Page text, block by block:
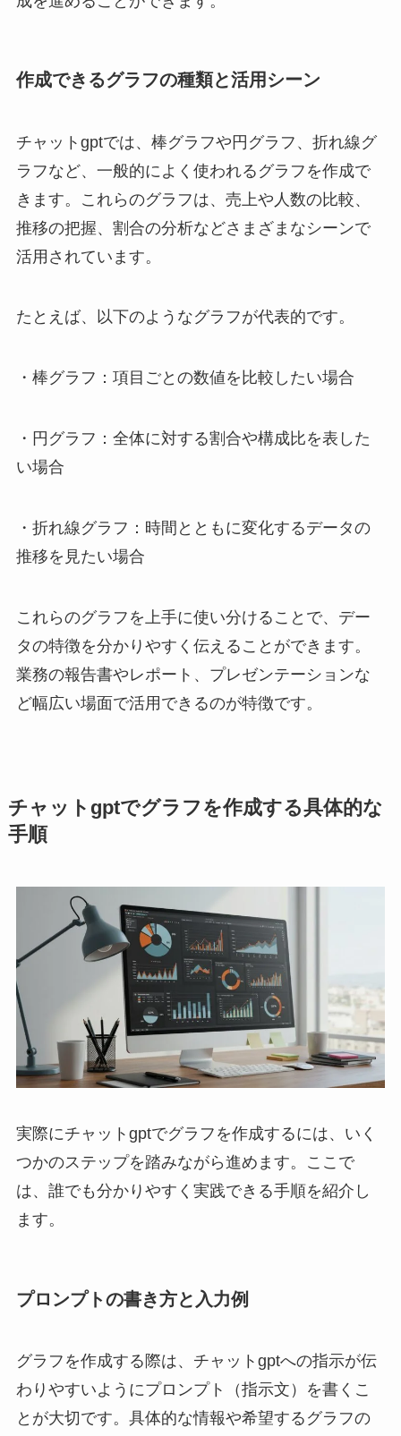
作成できるグラフの種類と活用シーン
チャットgptでは、棒グラフや円グラフ、折れ線グ
ラフなど、一般的によく使われるグラフを作成で
きます。これらのグラフは、売上や人数の比較、
推移の把握、割合の分析などさまざまなシーンで
活用されています。
たとえば、以下のようなグラフが代表的です。
・棒グラフ：項目ごとの数値を比較したい場合
・円グラフ：全体に対する割合や構成比を表した
い場合
・折れ線グラフ：時間とともに変化するデータの
推移を見たい場合
これらのグラフを上手に使い分けることで、デー
タの特徴を分かりやすく伝えることができます。
業務の報告書やレポート、プレゼンテーションな
ど幅広い場面で活用できるのが特徴です。
チャットgptでグラフを作成する具体的な
手順
実際にチャットgptでグラフを作成するには、いく
つかのステップを踏みながら進めます。ここで
は、誰でも分かりやすく実践できる手順を紹介し
ます。
プロンプトの書き方と入力例
グラフを作成する際は、チャットgptへの指示が伝
わりやすいようにプロンプト（指示文）を書くこ
とが大切です。具体的な情報や希望するグラフの